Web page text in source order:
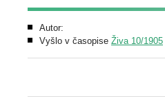
Autor:
Vyšlo v časopise Živa 10/1905